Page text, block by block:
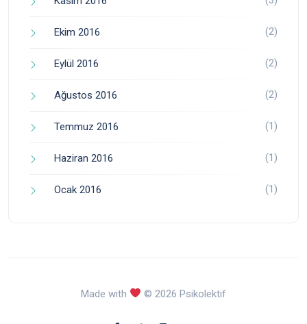
Ekim 2016 (2)
Eylül 2016 (2)
Ağustos 2016 (2)
Temmuz 2016 (1)
Haziran 2016 (1)
Ocak 2016 (1)
Made with © 2026 Psikolektif